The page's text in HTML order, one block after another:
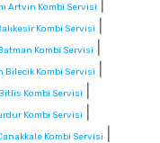
Artvin Kombi Servisi
Kombi Servisi
Kombi Servisi
Bilecik Kombi Servisi
Kombi Servisi
Kombi Servisi
Kombi Servisi